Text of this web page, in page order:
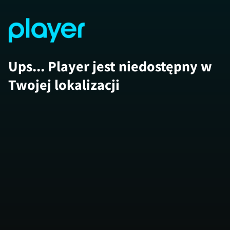
Ups... Player jest niedostępny w
Twojej lokalizacji